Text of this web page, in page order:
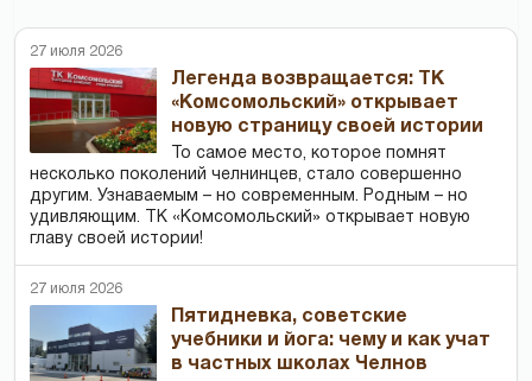
27 июля 2026
Легенда возвращается: ТК
«Комсомольский» открывает
новую страницу своей истории
То самое место, которое помнят
несколько поколений челнинцев, стало совершенно
другим. Узнаваемым – но современным. Родным – но
удивляющим. ТК «Комсомольский» открывает новую
главу своей истории!
27 июля 2026
Пятидневка, советские
учебники и йога: чему и как учат
в частных школах Челнов